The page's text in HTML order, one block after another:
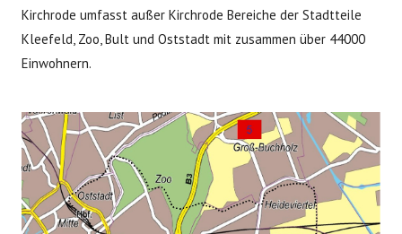
Kirchrode umfasst außer Kirchrode Bereiche der Stadtteile
Kleefeld, Zoo, Bult und Oststadt mit zusammen über 44000
Einwohnern.